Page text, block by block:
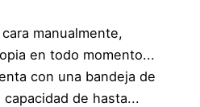
manualmente,
en todo momento...
con una bandeja de
de hasta...